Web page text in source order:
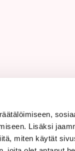
Lisäksi
miten käytät